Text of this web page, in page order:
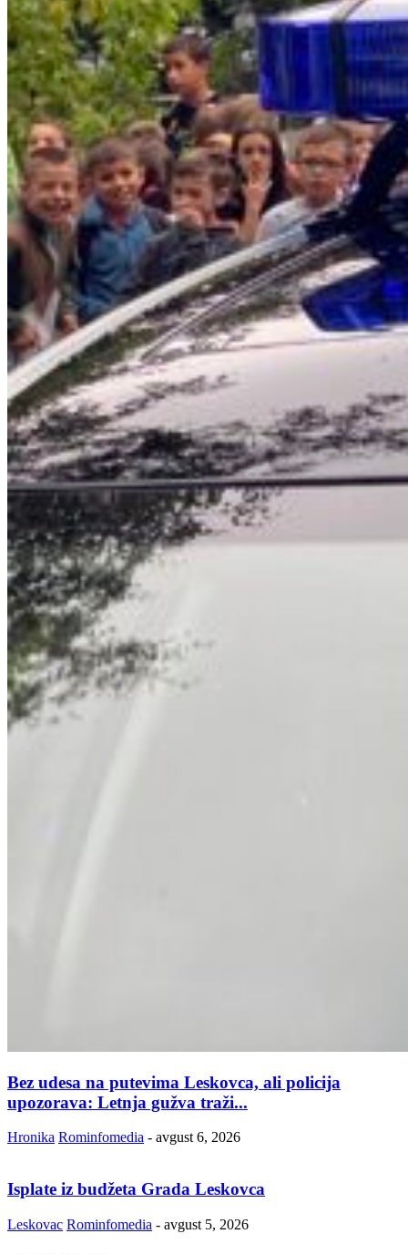
Bez udesa na putevima Leskovca, ali policija
upozorava: Letnja gužva traži...
Hronika Rominfomedia - avgust 6, 2026
Isplate iz budžeta Grada Leskovca
Leskovac Rominfomedia - avgust 5, 2026